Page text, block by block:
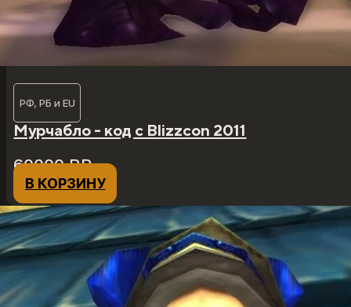
РФ, РБ и EU
Мурчабло - код с Blizzcon 2011
60000₽₽
В КОРЗИНУ